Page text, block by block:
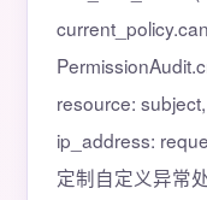
resource:
ip_address:
定制自定义异常